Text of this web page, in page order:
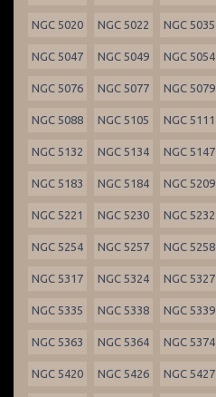
NGC 5020 NGC 5022 NGC 5035
NGC 5047 NGC 5049 NGC 5054
NGC 5076 NGC 5077 NGC 5079
NGC 5088 NGC 5105 NGC 5111
NGC 5132 NGC 5134 NGC 5147
NGC 5183 NGC 5184 NGC 5209
NGC 5221 NGC 5230 NGC 5232
NGC 5254 NGC 5257 NGC 5258
NGC 5317 NGC 5324 NGC 5327
NGC 5335 NGC 5338 NGC 5339
NGC 5363 NGC 5364 NGC 5374
NGC 5420 NGC 5426 NGC 5427